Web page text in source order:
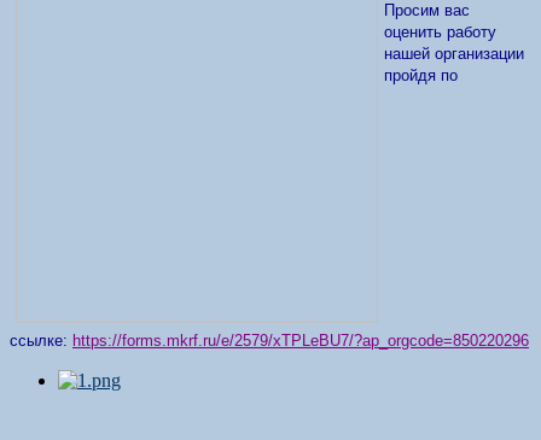
Просим вас
оценить работу
нашей организации
пройдя по
ссылке: https://forms.mkrf.ru/e/2579/xTPLeBU7/?ap_orgcode=850220296